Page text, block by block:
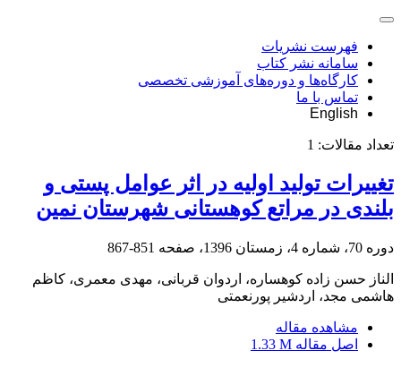
فهرست نشریات
سامانه نشر کتاب
کارگاه‌ها و دوره‌های آموزشی تخصصی
تماس با ما
English
تعداد مقالات: 1
تغییرات تولید اولیه در اثر عوامل پستی و
بلندی در مراتع کوهستانی شهرستان نمین
دوره 70، شماره 4، زمستان 1396، صفحه 851-867
الناز حسن زاده کوهساره، اردوان قربانی، مهدی معمری، کاظم
هاشمی مجد، اردشیر پورنعمتی
مشاهده مقاله
اصل مقاله 1.33 M